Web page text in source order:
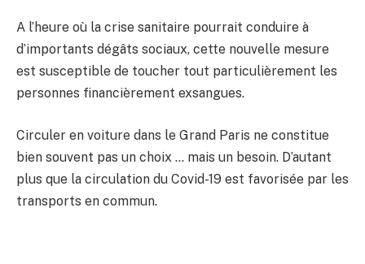
A l’heure où la crise sanitaire pourrait conduire à
d’importants dégâts sociaux, cette nouvelle mesure
est susceptible de toucher tout particulièrement les
personnes financièrement exsangues.
Circuler en voiture dans le Grand Paris ne constitue
bien souvent pas un choix … mais un besoin. D’autant
plus que la circulation du Covid-19 est favorisée par les
transports en commun.